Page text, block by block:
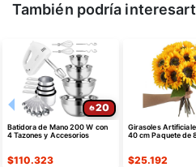
También podría
20
Batidora de Mano 200 W con
4 Tazones y Accesorios
$110.323
Girasoles
40 cm Paquete de
$25.192